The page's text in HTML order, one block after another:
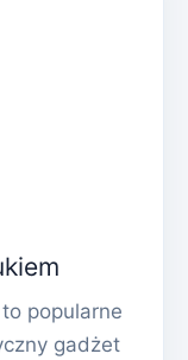
popularne
gadżet